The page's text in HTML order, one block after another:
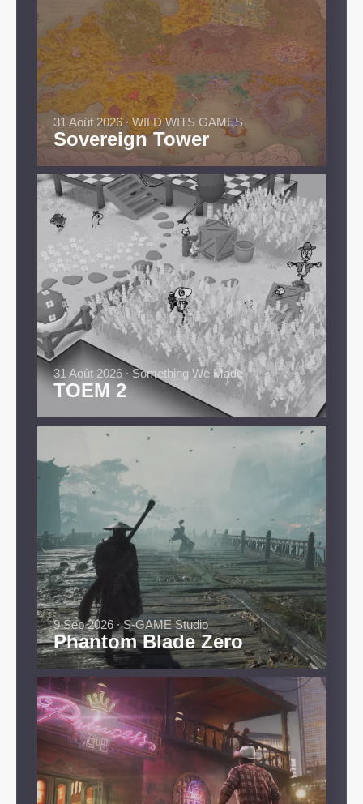
Sovereign Tower
31 Août 2026 ∙ WILD WITS GAMES
TOEM 2
31 Août 2026 ∙ Something We Made
Phantom Blade Zero
9 Sep 2026 ∙ S-GAME Studio